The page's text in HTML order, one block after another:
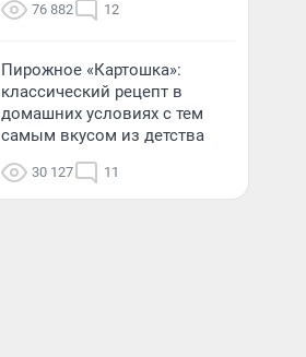
76 882 12
Пирожное «Картошка»:
классический рецепт в
домашних условиях с тем
самым вкусом из детства
30 127 11